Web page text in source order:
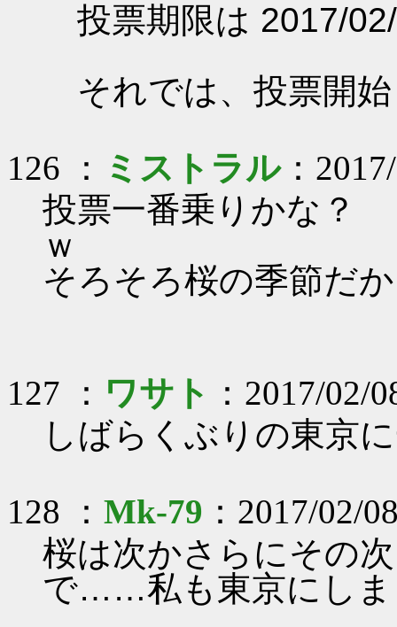
投票期限は 2017/
それでは、投票開
126 ： ミストラル：
投票一番乗りかな？
そろそろ桜の季節だ
127 ： ワサト ：2017/02/
しばらくぶりの東京
128 ： Mk-79 ：2017/02/
桜は次かさらにその
で……私も東京にしま